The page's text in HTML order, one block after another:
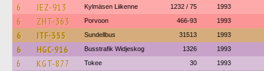
6 JEZ-913 Kylmäsen Liikenne 1232 / 75 1993
6 ZHT-363 Porvoon 466-93 1993
6 ITF-355 Sundellbus 31513 1993
6 HGC-916 Busstrafik Widjeskog 1326 1993
6 KGT-877 Tokee 30 1993